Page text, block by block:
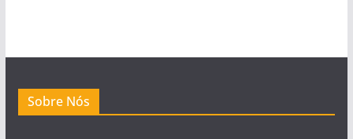
Sobre Nós